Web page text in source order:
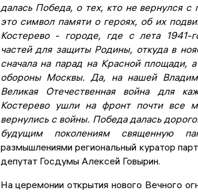
далась Победа, о тех, кто не вернулся
это символ памяти о героях, об их
Костерево - городе, где с лета 1941-
частей для защиты Родины, откуда в
сначала на парад на Красной площади,
обороны Москвы. Да, на нашей
Великая Отечественная война для
Костерево ушли на фронт почти все
вернулись с войны. Победа далась
будущим поколениям священную
размышлениями региональный куратор
депутат Госдумы Алексей Говырин.
На церемонии открытия нового Вечного